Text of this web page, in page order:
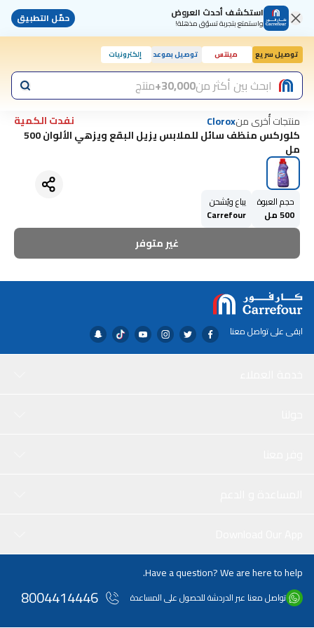
استكشف أحدث العروض
واستمتع بتجربة تسوّق مذهلة! حمّل التطبيق
توصيل سريع مينتس توصيل بموعد إلكترونيات
اليوم, 10:00 صابحث بين أكثر من30,000+ منتج
منتجات أُخرى منClorox
نفدت الكمية
كلوركس منظف سائل للملابس يزيل البقع ويزهي الألوان 500
مل
حجم العبوة
500 مل
يباع ويُشحن
Carrefour
غير متوفر
ابقى على تواصل معنا
Have a question? We are here to help.
تواصل معنا عبر الدردشة للحصول على المساعدة 8004414446